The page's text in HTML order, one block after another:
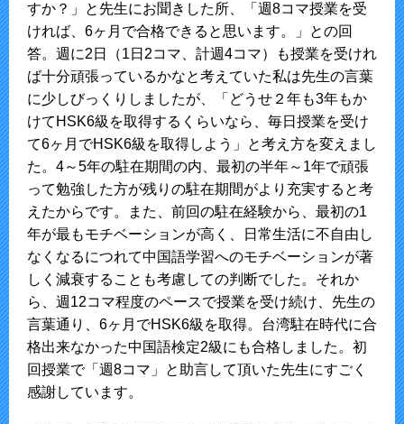
すか？」と先生にお聞きした所、「週8コマ授業を受
ければ、6ヶ月で合格できると思います。」との回
答。週に2日（1日2コマ、計週4コマ）も授業を受けれ
ば十分頑張っているかなと考えていた私は先生の言葉
に少しびっくりしましたが、「どうせ２年も3年もか
けてHSK6級を取得するくらいなら、毎日授業を受け
て6ヶ月でHSK6級を取得しよう」と考え方を変えまし
た。4～5年の駐在期間の内、最初の半年～1年で頑張
って勉強した方が残りの駐在期間がより充実すると考
えたからです。また、前回の駐在経験から、最初の1
年が最もモチベーションが高く、日常生活に不自由し
なくなるにつれて中国語学習へのモチベーションが著
しく減衰することも考慮しての判断でした。それか
ら、週12コマ程度のペースで授業を受け続け、先生の
言葉通り、6ヶ月でHSK6級を取得。台湾駐在時代に合
格出来なかった中国語検定2級にも合格しました。初
回授業で「週8コマ」と助言して頂いた先生にすごく
感謝しています。